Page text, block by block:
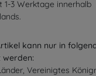
1-3 Werktage innerhalb
kann nur in
Vereinigtes